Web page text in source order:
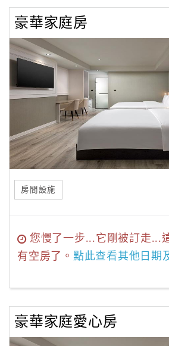
豪華家庭房
房間設施
您慢了一步...它剛被訂走...
有空房了。 點此查看其他日期
豪華家庭愛心房